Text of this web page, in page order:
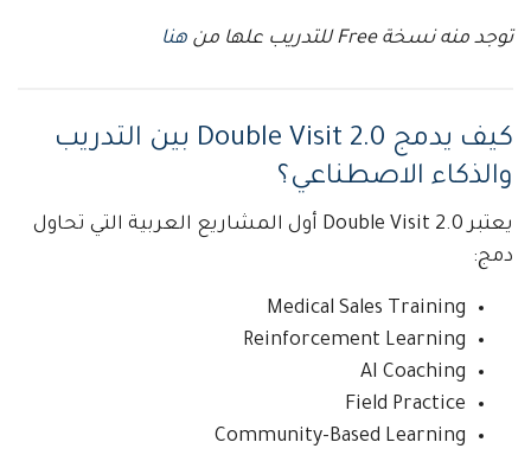
توجد منه نسخة Free للتدريب علها من هنا
كيف يدمج Double Visit 2.0 بين التدريب
والذكاء الاصطناعي؟
يعتبر Double Visit 2.0 أول المشاريع العربية التي تحاول
دمج:
Medical Sales Training
Reinforcement Learning
AI Coaching
Field Practice
Community-Based Learning